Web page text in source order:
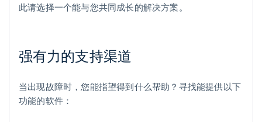
此请选择一个能与您共同成长的解决方案。
强有力的支持渠道
当出现故障时，您能指望得到什么帮助？寻找能提供以下
功能的软件：